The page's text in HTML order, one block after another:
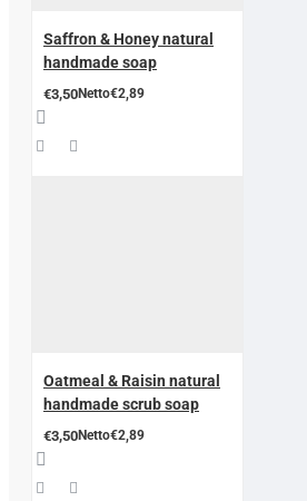
Saffron & Honey natural
handmade soap
€3,50Netto€2,89
Oatmeal & Raisin natural
handmade scrub soap
€3,50Netto€2,89